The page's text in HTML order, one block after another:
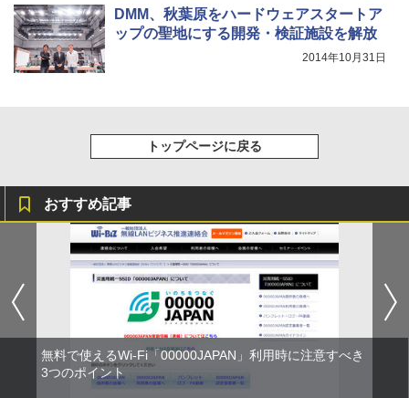
DMM、秋葉原をハードウェアスタートア
ップの聖地にする開発・検証施設を解放
2014年10月31日
トップページに戻る
おすすめ記事
無料で使えるWi-Fi「00000JAPAN」利用時に注意すべき
3つのポイント